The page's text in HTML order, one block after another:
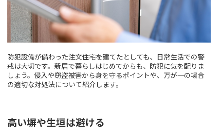
防犯設備が備わった注文住宅を建てたとしても、日常生活での警
戒は大切です。新居で暮らしはじめてからも、防犯に気を配りま
しょう。侵入や窃盗被害から身を守るポイントや、万が一の場合
の適切な対処法について紹介します。
高い塀や生垣は避ける